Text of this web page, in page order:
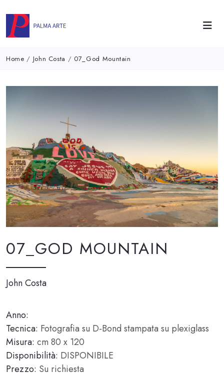
Home / John Costa / 07_God Mountain
07_GOD MOUNTAIN
John Costa
Anno:
Tecnica: Fotografia su D-Bond stampata su plexiglass
Misura: cm 80 x 120
Disponibilità: DISPONIBILE
Prezzo: Su richiesta